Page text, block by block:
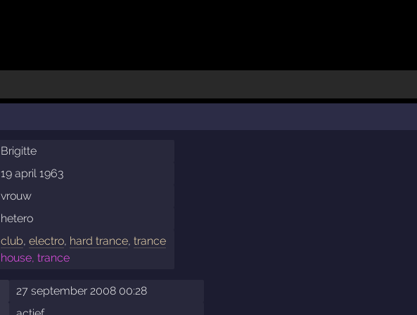
Brigitte
19 april 1963
vrouw
hetero
club,electro, hard trance,trance
house, trance
27 september 2008 00:28